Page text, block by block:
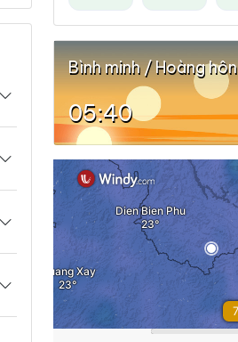
Bình minh / Hoàng hôn
05:40